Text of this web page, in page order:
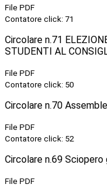
File PDF
Contatore click: 71
Circolare n.71
STUDENTI AL
File PDF
Contatore click: 50
Circolare n.70
File PDF
Contatore click: 52
Circolare n.69 Sciopero
File PDF